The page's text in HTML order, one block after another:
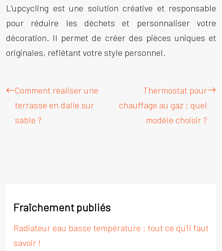
L’upcycling est une solution créative et responsable
pour réduire les déchets et personnaliser votre
décoration. Il permet de créer des pièces uniques et
originales, reflétant votre style personnel.
Comment réaliser une
terrasse en dalle sur
sable ?
Thermostat pour
chauffage au gaz : quel
modèle choisir ?
Fraîchement publiés
Radiateur eau basse température : tout ce qu’il faut
savoir !